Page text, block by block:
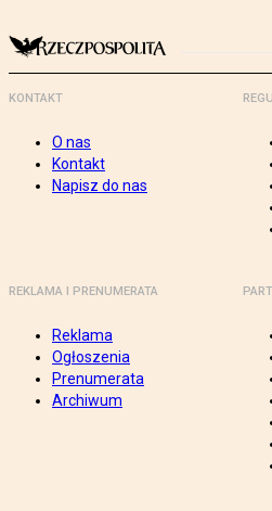
KONTAKT
O nas
Kontakt
Napisz do nas
REKLAMA I PRENUMERATA
Reklama
Ogłoszenia
Prenumerata
Archiwum